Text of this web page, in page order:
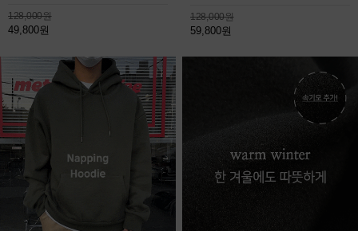
128,000원
49,800원
128,000원
59,800원